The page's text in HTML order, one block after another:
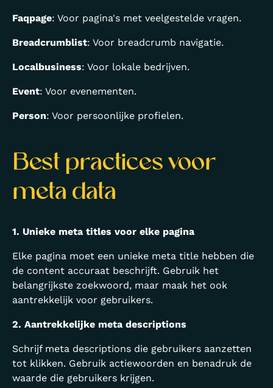
Faqpage: Voor pagina's met veelgestelde vragen.
Breadcrumblist: Voor breadcrumb navigatie.
Localbusiness: Voor lokale bedrijven.
Event: Voor evenementen.
Person: Voor persoonlijke profielen.
Best practices voor
meta data
1. Unieke meta titles voor elke pagina
Elke pagina moet een unieke meta title hebben die
de content accuraat beschrijft. Gebruik het
belangrijkste zoekwoord, maar maak het ook
aantrekkelijk voor gebruikers.
2. Aantrekkelijke meta descriptions
Schrijf meta descriptions die gebruikers aanzetten
tot klikken. Gebruik actiewoorden en benadruk de
waarde die gebruikers krijgen.